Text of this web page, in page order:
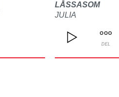
LÅSSASOM
JULIA
DEL